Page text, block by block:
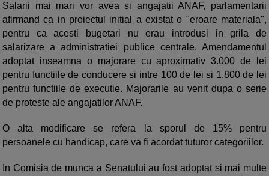
Salarii mai mari vor avea si angajatii ANAF, parlamentarii
afirmand ca in proiectul initial a existat o "eroare materiala",
pentru ca acesti bugetari nu erau introdusi in grila de
salarizare a administratiei publice centrale. Amendamentul
adoptat inseamna o majorare cu aproximativ 3.000 de lei
pentru functiile de conducere si intre 100 de lei si 1.800 de lei
pentru functiile de executie. Majorarile au venit dupa o serie
de proteste ale angajatilor ANAF.
O alta modificare se refera la sporul de 15% pentru
persoanele cu handicap, care va fi acordat tuturor categoriilor.
In Comisia de munca a Senatului au fost adoptat si mai multe